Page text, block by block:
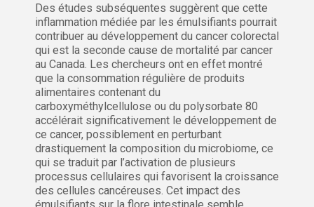
Des études subséquentes suggèrent que cette
inflammation médiée par les émulsifiants pourrait
contribuer au développement du cancer colorectal
qui est la seconde cause de mortalité par cancer
au Canada. Les chercheurs ont en effet montré
que la consommation régulière de produits
alimentaires contenant du
carboxyméthylcellulose ou du polysorbate 80
accélérait significativement le développement de
ce cancer, possiblement en perturbant
drastiquement la composition du microbiome, ce
qui se traduit par l’activation de plusieurs
processus cellulaires qui favorisent la croissance
des cellules cancéreuses. Cet impact des
émulsifiants sur la flore intestinale semble